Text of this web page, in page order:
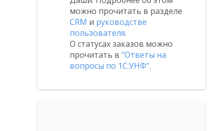
можно прочитать в разделе
CRM и руководстве
пользователя.
О статусах заказов можно
прочитать в "Ответы на
вопросы по 1С:УНФ".